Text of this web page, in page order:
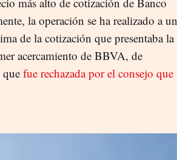
la operación se ha realizado a un
de la cotización que presentaba la
acercamiento de BBVA, de
quefue rechazada por el consejo que